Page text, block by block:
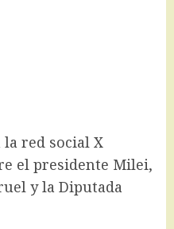
la red social X
el presidente Milei,
y la Diputada